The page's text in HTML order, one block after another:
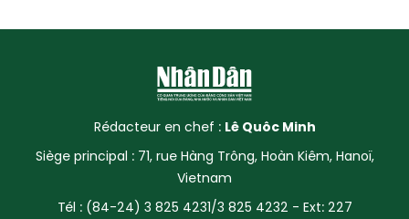
Rédacteur en chef : Lê Quôc Minh
Siège principal : 71, rue Hàng Trông, Hoàn Kiêm, Hanoï,
Vietnam
Tél : (84-24) 3 825 4231/3 825 4232 - Ext: 227